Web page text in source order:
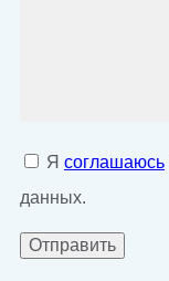
Я соглашаюсь
данных.